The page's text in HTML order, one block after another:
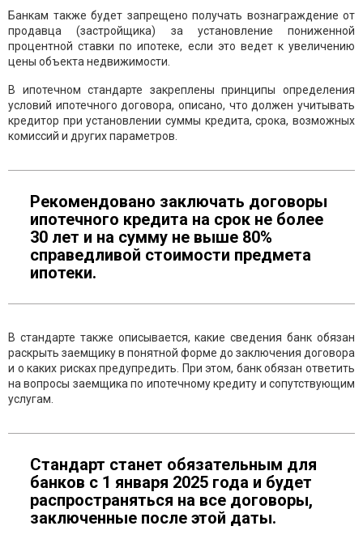
Банкам также будет запрещено получать вознаграждение от
продавца (застройщика) за установление пониженной
процентной ставки по ипотеке, если это ведет к увеличению
цены объекта недвижимости.
В ипотечном стандарте закреплены принципы определения
условий ипотечного договора, описано, что должен учитывать
кредитор при установлении суммы кредита, срока, возможных
комиссий и других параметров.
Рекомендовано заключать договоры
ипотечного кредита на срок не более
30 лет и на сумму не выше 80%
справедливой стоимости предмета
ипотеки.
В стандарте также описывается, какие сведения банк обязан
раскрыть заемщику в понятной форме до заключения договора
и о каких рисках предупредить. При этом, банк обязан ответить
на вопросы заемщика по ипотечному кредиту и сопутствующим
услугам.
Стандарт станет обязательным для
банков с 1 января 2025 года и будет
распространяться на все договоры,
заключенные после этой даты.